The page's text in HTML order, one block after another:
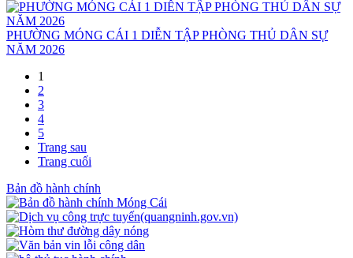
PHƯỜNG MÓNG CÁI 1 DIỄN TẬP PHÒNG THỦ DÂN SỰ
NĂM 2026
1
2
3
4
5
Trang sau
Trang cuối
Bản đồ hành chính